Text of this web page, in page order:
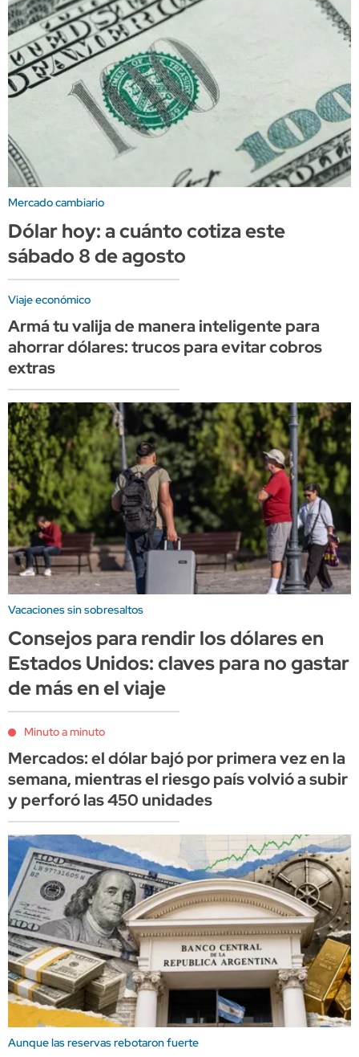
Mercado cambiario
Dólar hoy: a cuánto cotiza este
sábado 8 de agosto
Viaje económico
Armá tu valija de manera inteligente para
ahorrar dólares: trucos para evitar cobros
extras
Vacaciones sin sobresaltos
Consejos para rendir los dólares en
Estados Unidos: claves para no gastar
de más en el viaje
Minuto a minuto
Mercados: el dólar bajó por primera vez en la
semana, mientras el riesgo país volvió a subir
y perforó las 450 unidades
Aunque las reservas rebotaron fuerte